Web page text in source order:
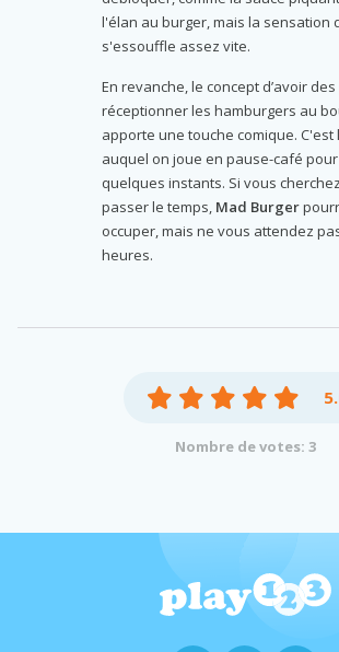
l'élan au burger, mais la sensation
s'essouffle assez vite.
En revanche, le concept d’avoir
réceptionner les hamburgers au
apporte une touche comique. C'est
auquel on joue en pause-café
quelques instants. Si vous
passer le temps, Mad Burger
occuper, mais ne vous attendez
heures.
Nombre de votes: 3